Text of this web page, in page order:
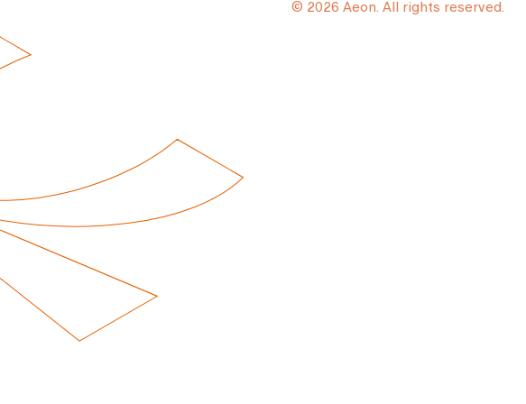
© 2026 Aeon. All rights reserved.